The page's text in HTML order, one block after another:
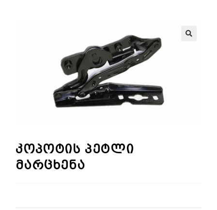
კოპოტის პეტლი
მარცხენა